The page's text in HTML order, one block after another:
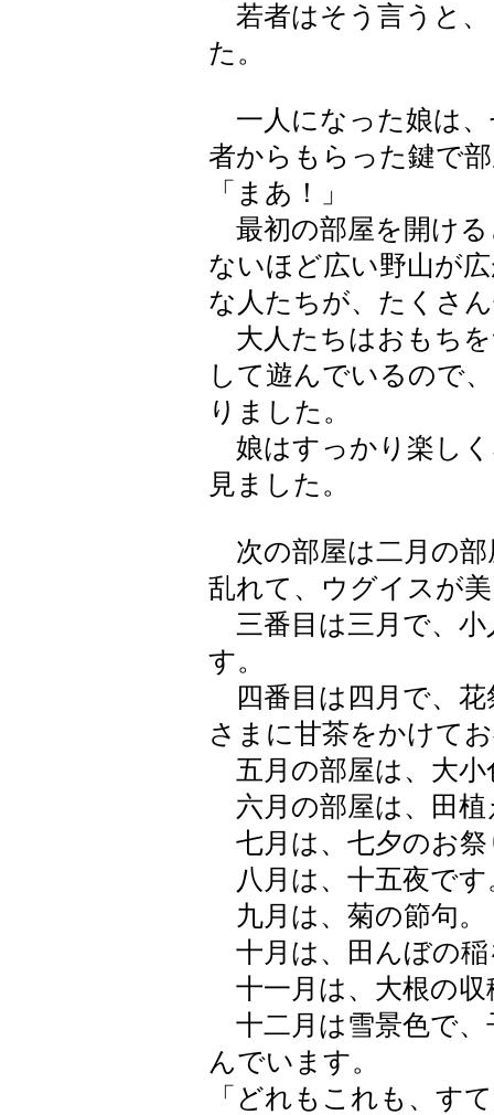
若者はそう言うと
た。
一人になった娘は
者からもらった鍵で
「まあ！」
最初の部屋を開ける
ないほど広い野山が
な人たちが、たくさ
大人たちはおもち
して遊んでいるので
りました。
娘はすっかり楽し
見ました。
次の部屋は二月の部
乱れて、ウグイスが
三番目は三月で、小
す。
四番目は四月で、花
さまに甘茶をかけて
五月の部屋は、大小
六月の部屋は、田植
七月は、七夕のお祭
八月は、十五夜です
九月は、菊の節句。
十月は、田んぼの
十一月は、大根の収
十二月は雪景色で、
んでいます。
「どれもこれも、す